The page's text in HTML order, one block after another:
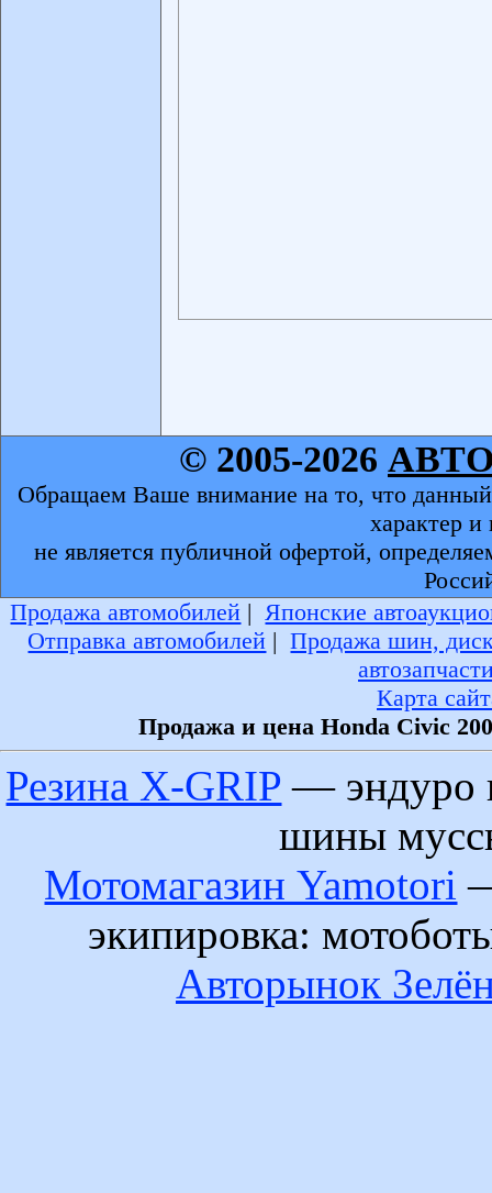
© 2005-2026
Обращаем Ваше внимание на то, что
характер
не является публичной офертой,
Продажа автомобилей | Японские
Отправка автомобилей |Продажа шин,
Карта
Продажа и цена Honda Civic
Резина X-GRIP — эндуро
шины
Мотомагазин Yamotori
экипировка:
Авторынок